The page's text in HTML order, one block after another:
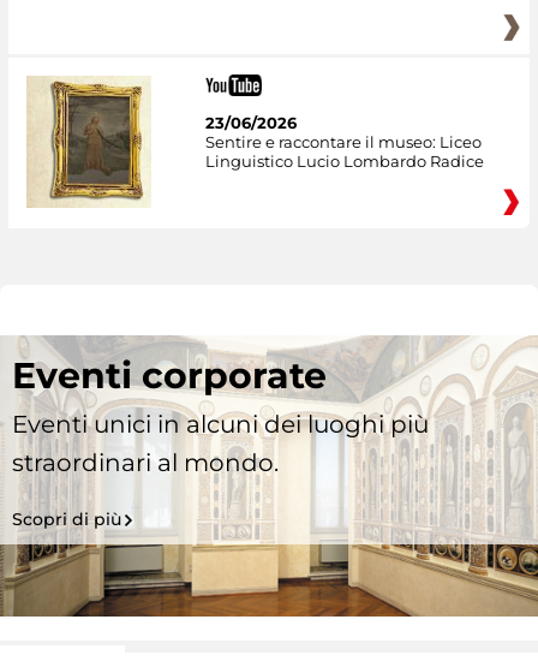
23/06/2026
Sentire e raccontare il museo: Liceo
Linguistico Lucio Lombardo Radice
Eventi corporate
Eventi unici in alcuni dei luoghi più
straordinari al mondo.
Scopri di più